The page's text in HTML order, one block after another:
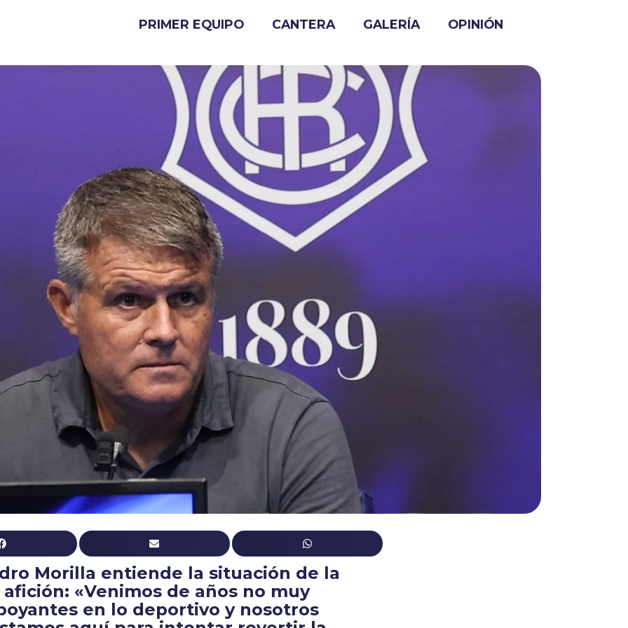
PRIMER EQUIPO CANTERA GALERÍA OPINIÓN
Morilla entiende la situación de la
afición: «Venimos de años no muy
en lo deportivo y nosotros